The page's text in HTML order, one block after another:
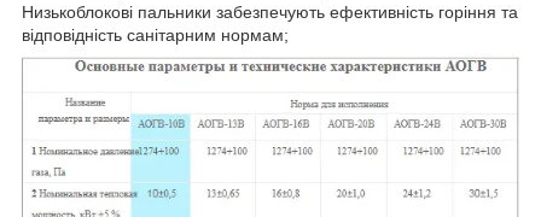
Низькоблокові пальники забезпечують ефективність горіння та
відповідність санітарним нормам;